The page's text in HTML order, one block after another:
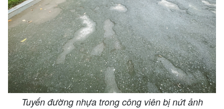
Tuyến đường nhựa trong công viên bị nứt ảnh